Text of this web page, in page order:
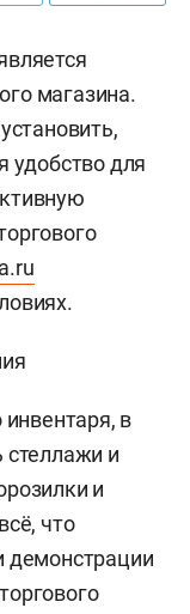
магазина.
удобство для
инвентаря, в
стеллажи и
и
что
демонстрации